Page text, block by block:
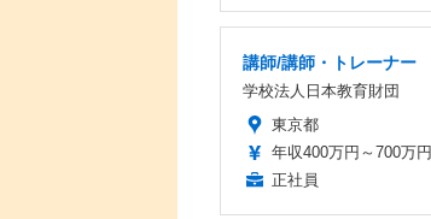
講師/講師・トレーナー
学校法人日本教育財団
東京都
年収400万円～700万円
正社員